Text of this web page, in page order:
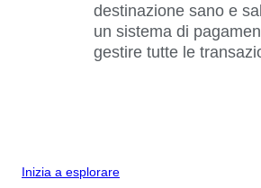
destinazione sano e
un sistema di
gestire tutte le
Inizia a esplorare